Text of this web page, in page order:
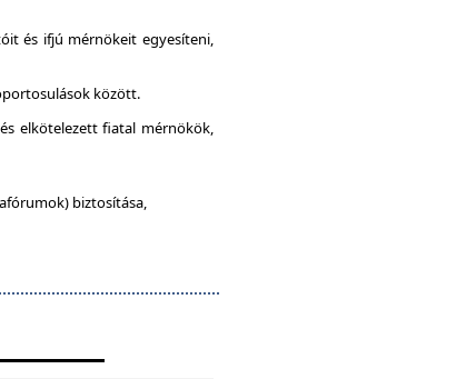
és ifjú mérnökeit egyesíteni,
között.
elkötelezett fiatal mérnökök,
biztosítása,